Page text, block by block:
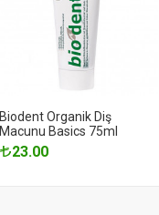
Biodent Organik Diş
Macunu Basics 75ml
23.00